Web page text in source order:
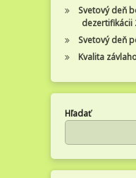
Svetový deň
dezertifikácii
Svetový deň
Kvalita
Hľadať